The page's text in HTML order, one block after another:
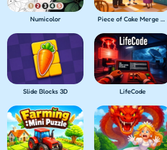
Numicolor Piece of Cake Merge & Bake
Slide Blocks 3D LifeCode